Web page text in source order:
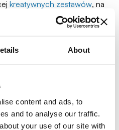
About
content and ads, to
and to analyse our traffic.
your use of our site with
kreatywnych zestawów, na
akcesoria umożliwiające
Wyklejanie obrazków
na długi czas,
rozwój kreatywności.